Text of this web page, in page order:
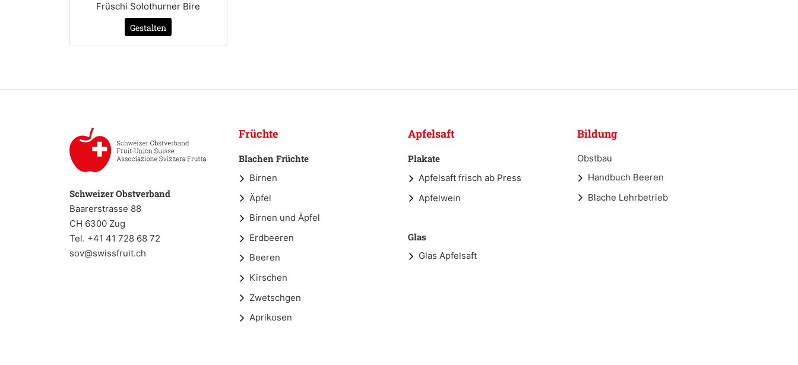
Früschi Solothurner Bire
Gestalten
Schweizer Obstverband
Baarerstrasse 88
CH 6300 Zug
Tel. +41 41 728 68 72
sov@swissfruit.ch
Früchte
Blachen Früchte
Birnen
Äpfel
Birnen und Äpfel
Erdbeeren
Beeren
Kirschen
Zwetschgen
Aprikosen
Apfelsaft
Plakate
Apfelsaft frisch ab Press
Apfelwein
Glas
Glas Apfelsaft
Bildung
Obstbau
Handbuch Beeren
Blache Lehrbetrieb